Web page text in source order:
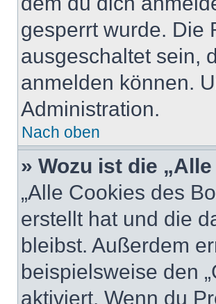
gesperrt wurde. Die
ausgeschaltet sein,
anmelden können.
Administration.
Nach oben
» Wozu ist die
„Alle Cookies des
erstellt hat und die
bleibst. Außerdem
beispielsweise den
aktiviert. Wenn du